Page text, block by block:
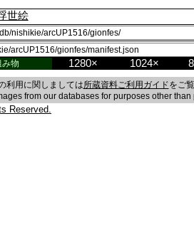
世絵
物 1280× 1024×
利用に関しましては所蔵資料ご利用ガイドをご
from our databases for purposes other
Reserved.